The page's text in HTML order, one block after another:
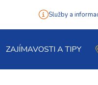
Služby a
ZAJÍMAVOSTI A TIPY